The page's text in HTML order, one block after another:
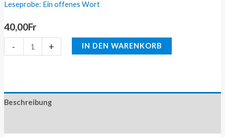
Leseprobe: Ein offenes Wort
40,00Fr
- + IN DEN WARENKORB
Beschreibung